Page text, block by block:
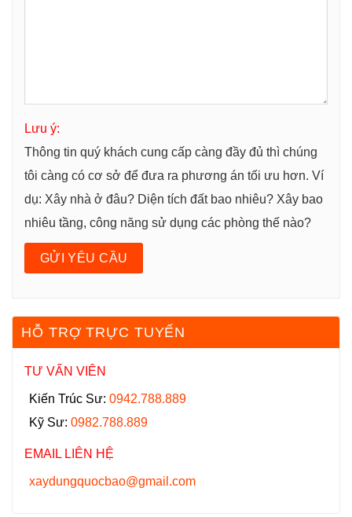
Lưu ý:
Thông tin quý khách cung cấp càng đầy đủ thì chúng
tôi càng có cơ sở để đưa ra phương án tối ưu hơn. Ví
dụ: Xây nhà ở đâu? Diện tích đất bao nhiêu? Xây bao
nhiêu tầng, công năng sử dụng các phòng thế nào?
HỖ TRỢ TRỰC TUYẾN
TƯ VẤN VIÊN
Kiến Trúc Sư: 0942.788.889
Kỹ Sư: 0982.788.889
EMAIL LIÊN HỆ
xaydungquocbao@gmail.com